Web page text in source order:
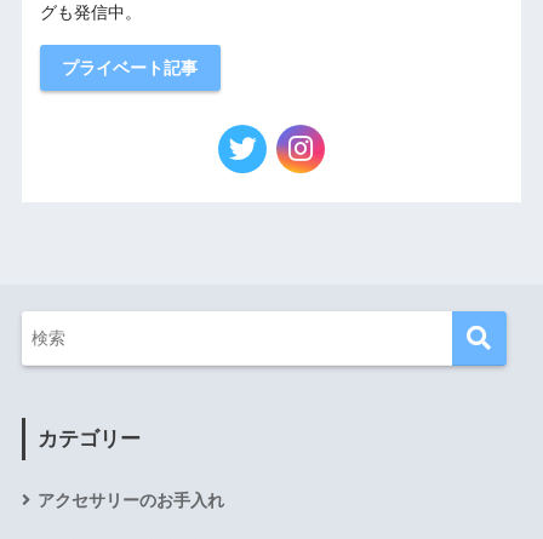
グも発信中。
プライベート記事
カテゴリー
アクセサリーのお手入れ